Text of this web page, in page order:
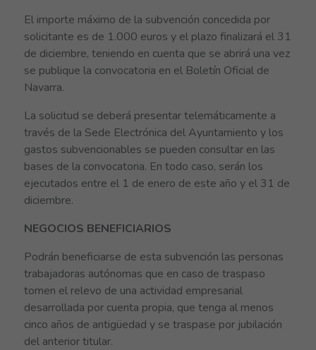
El importe máximo de la subvención concedida por
solicitante es de 1.000 euros y el plazo finalizará el 31
de diciembre, teniendo en cuenta que se abrirá una vez
se publique la convocatoria en el Boletín Oficial de
Navarra.
La solicitud se deberá presentar telemáticamente a
través de la Sede Electrónica del Ayuntamiento y los
gastos subvencionables se pueden consultar en las
bases de la convocatoria. En todo caso, serán los
ejecutados entre el 1 de enero de este año y el 31 de
diciembre.
NEGOCIOS BENEFICIARIOS
Podrán beneficiarse de esta subvención las personas
trabajadoras autónomas que en caso de traspaso
tomen el relevo de una actividad empresarial
desarrollada por cuenta propia, que tenga al menos
cinco años de antigüedad y se traspase por jubilación
del anterior titular.